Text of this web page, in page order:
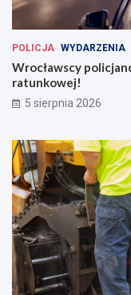
POLICJA WYDARZENIA
Wrocławscy
ratunkowej!
5 sierpnia 2026